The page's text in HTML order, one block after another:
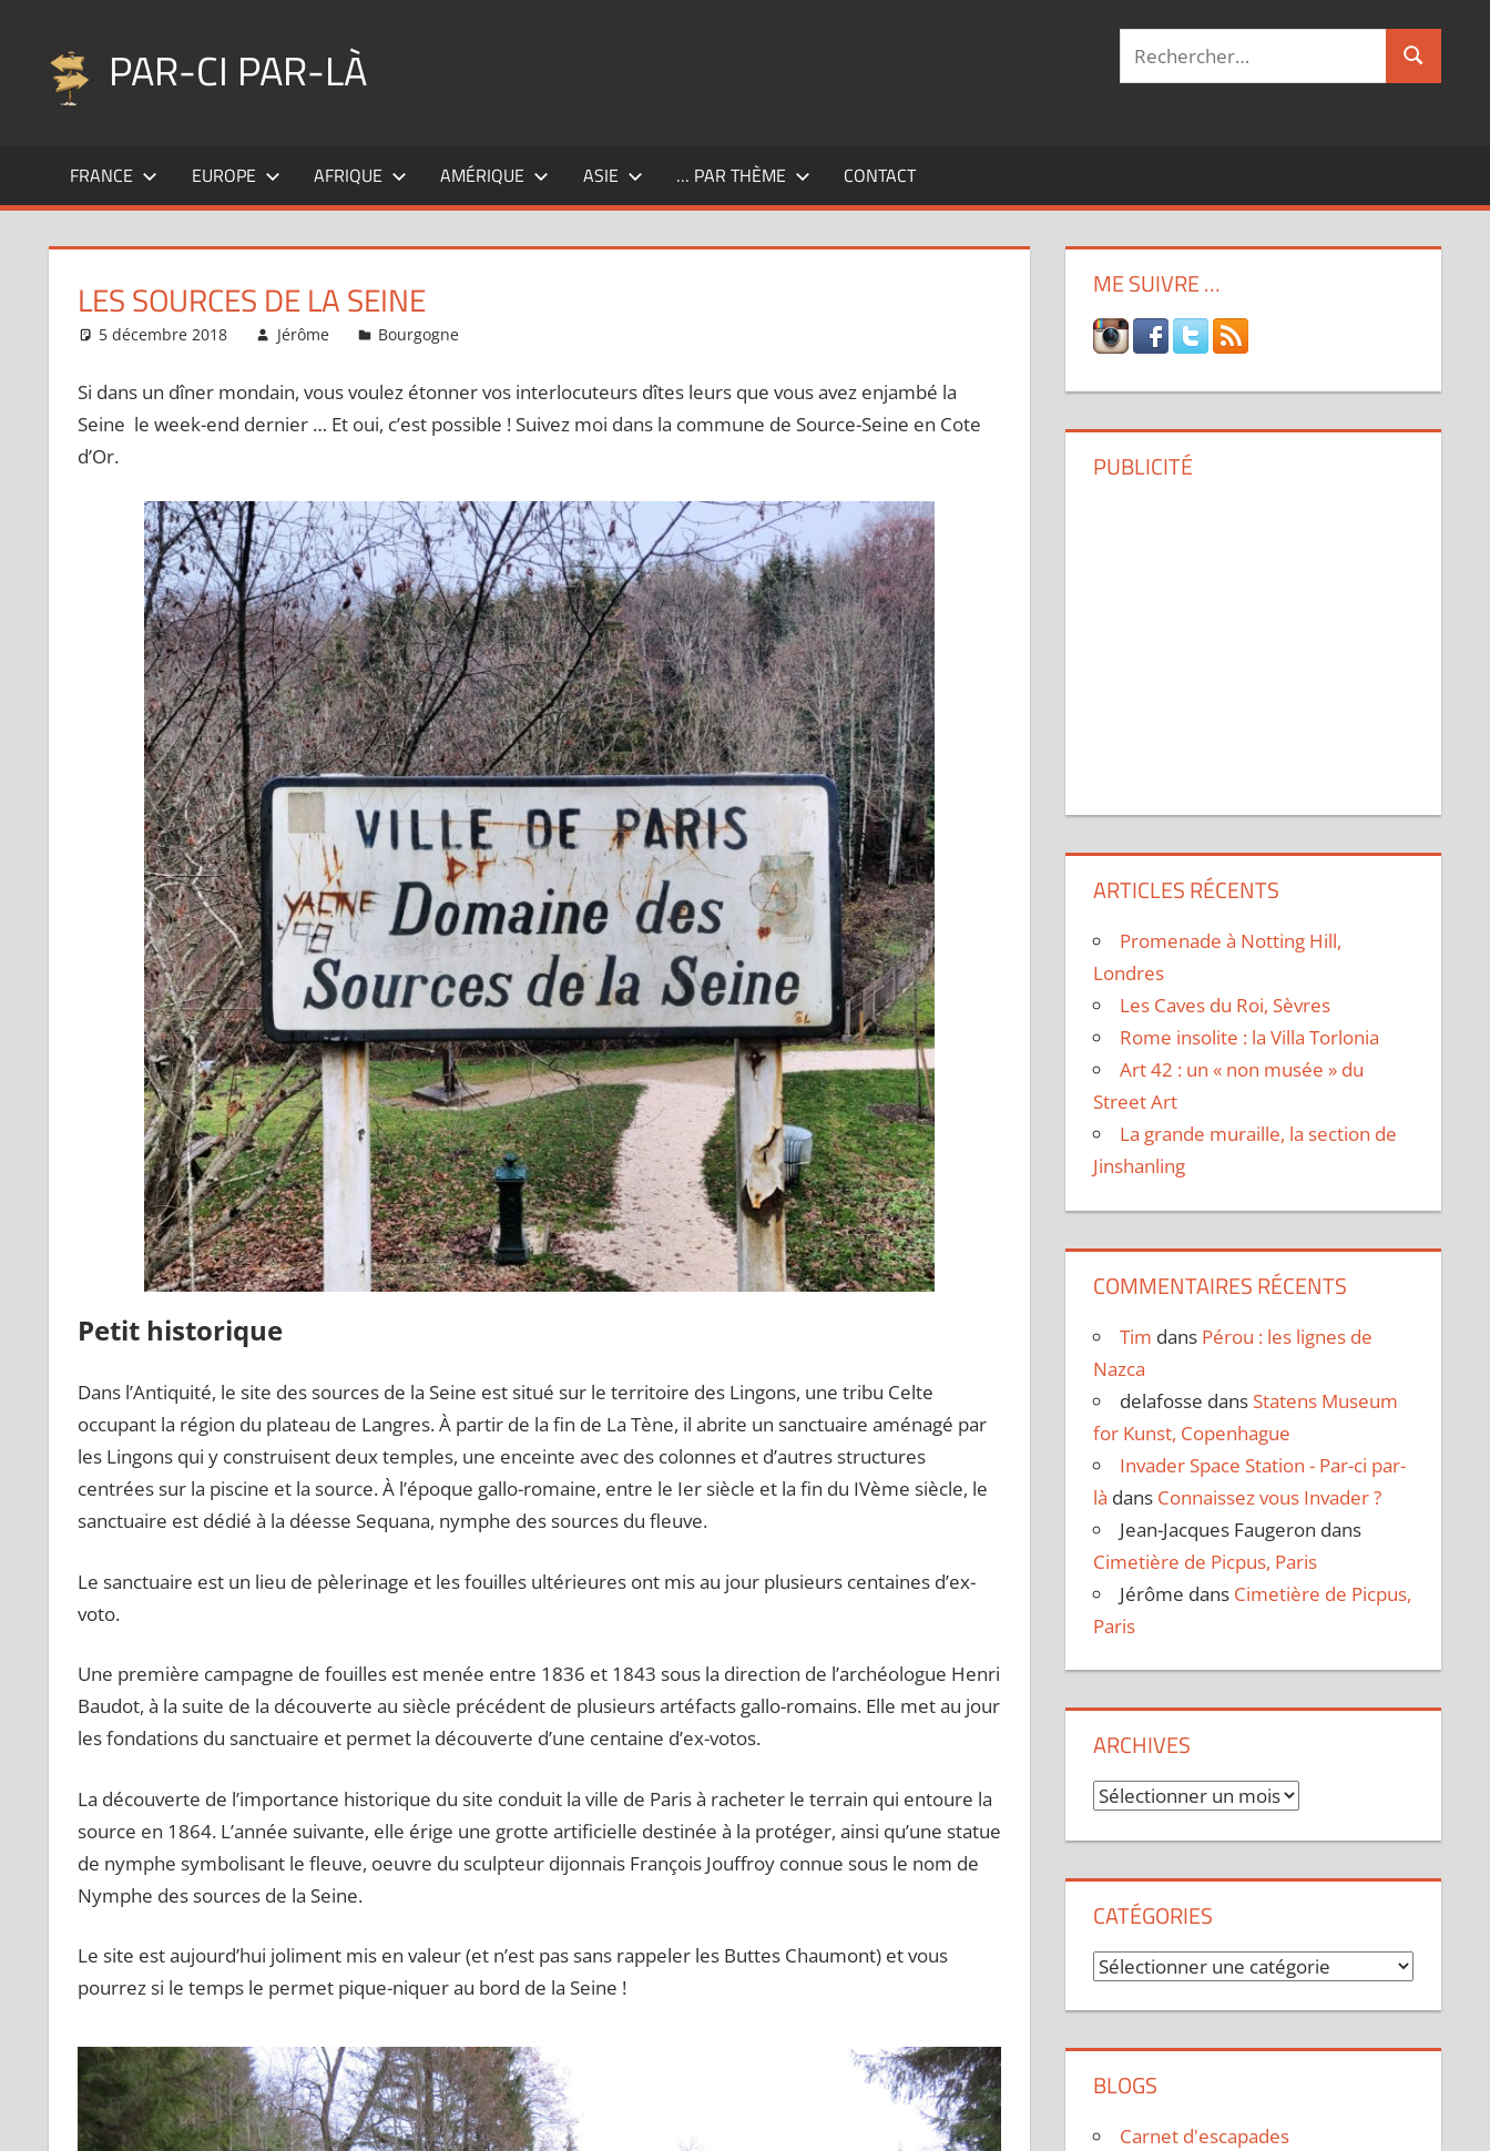
contenu
PAR-CI PAR-LÀ
fil
pérégrinations
Recherche
FRANCE EUROPE AFRIQUE AMÉRIQUE ASIE … PAR THÈME CONTACT
LES SOURCES DE LA SEINE
5 décembre 2018 Jérôme Bourgogne
Si dans un dîner mondain, vous voulez étonner vos interlocuteurs dîtes leurs que vous avez enjambé la
Seine le week-end dernier … Et oui, c’est possible ! Suivez moi dans la commune de Source-Seine en Cote
d’Or.
Petit historique
Dans l’Antiquité, le site des sources de la Seine est situé sur le territoire des Lingons, une tribu Celte
occupant la région du plateau de Langres. À partir de la fin de La Tène, il abrite un sanctuaire aménagé par
les Lingons qui y construisent deux temples, une enceinte avec des colonnes et d’autres structures
centrées sur la piscine et la source. À l’époque gallo-romaine, entre le Ier siècle et la fin du IVème siècle, le
sanctuaire est dédié à la déesse Sequana, nymphe des sources du fleuve.
Le sanctuaire est un lieu de pèlerinage et les fouilles ultérieures ont mis au jour plusieurs centaines d’ex-
voto.
Une première campagne de fouilles est menée entre 1836 et 1843 sous la direction de l’archéologue Henri
Baudot, à la suite de la découverte au siècle précédent de plusieurs artéfacts gallo-romains. Elle met au jour
les fondations du sanctuaire et permet la découverte d’une centaine d’ex-votos.
La découverte de l’importance historique du site conduit la ville de Paris à racheter le terrain qui entoure la
source en 1864. L’année suivante, elle érige une grotte artificielle destinée à la protéger, ainsi qu’une statue
de nymphe symbolisant le fleuve, oeuvre du sculpteur dijonnais François Jouffroy connue sous le nom de
Nymphe des sources de la Seine.
Le site est aujourd’hui joliment mis en valeur (et n’est pas sans rappeler les Buttes Chaumont) et vous
pourrez si le temps le permet pique-niquer au bord de la Seine !
ME SUIVRE …
PUBLICITÉ
ARTICLES RÉCENTS
Promenade à Notting Hill,
Londres
Les Caves du Roi, Sèvres
Rome insolite : la Villa Torlonia
Art 42 : un « non musée » du
Street Art
La grande muraille, la section de
Jinshanling
COMMENTAIRES RÉCENTS
Tim dans Pérou : les lignes de
Nazca
delafosse dans Statens Museum
for Kunst, Copenhague
Invader Space Station - Par-ci par-
là dans Connaissez vous Invader ?
Jean-Jacques Faugeron dans
Cimetière de Picpus, Paris
Jérôme dans Cimetière de Picpus,
Paris
ARCHIVES
Archives
CATÉGORIES
Catégories
BLOGS
Carnet d'escapades